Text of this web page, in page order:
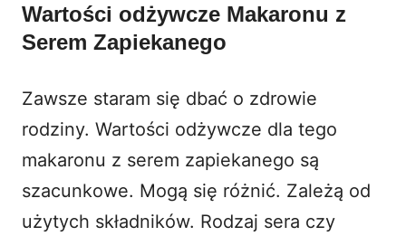
Wartości odżywcze Makaronu z
Serem Zapiekanego
Zawsze staram się dbać o zdrowie
rodziny. Wartości odżywcze dla tego
makaronu z serem zapiekanego są
szacunkowe. Mogą się różnić. Zależą od
użytych składników. Rodzaj sera czy